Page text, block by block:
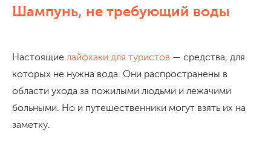
Шампунь, не требующий воды
Настоящие лайфхаки для туристов — средства, для
которых не нужна вода. Они распространены в
области ухода за пожилыми людьми и лежачими
больными. Но и путешественники могут взять их на
заметку.